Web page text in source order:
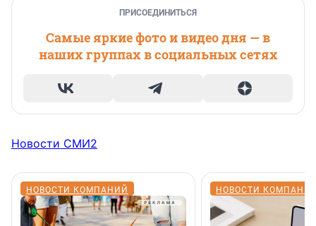
ПРИСОЕДИНИТЬСЯ
Самые яркие фото и видео дня — в
наших группах в социальных сетях
Новости СМИ2
НОВОСТИ КОМПАНИЙ НОВОСТИ